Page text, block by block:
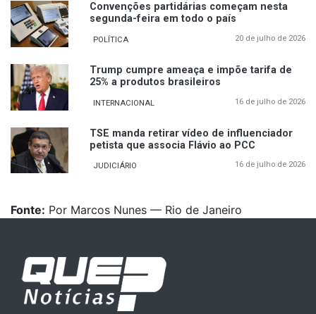
Convenções partidárias começam nesta
segunda-feira em todo o país
POLÍTICA 20 de julho de 2026
Trump cumpre ameaça e impõe tarifa de
25% a produtos brasileiros
INTERNACIONAL 16 de julho de 2026
TSE manda retirar vídeo de influenciador
petista que associa Flávio ao PCC
JUDICIÁRIO 16 de julho de 2026
Fonte: Por Marcos Nunes — Rio de Janeiro